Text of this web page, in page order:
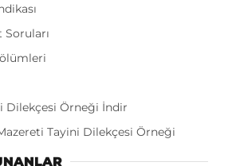
Dilekçesi Örneği İndir
Tayini Dilekçesi Örneği